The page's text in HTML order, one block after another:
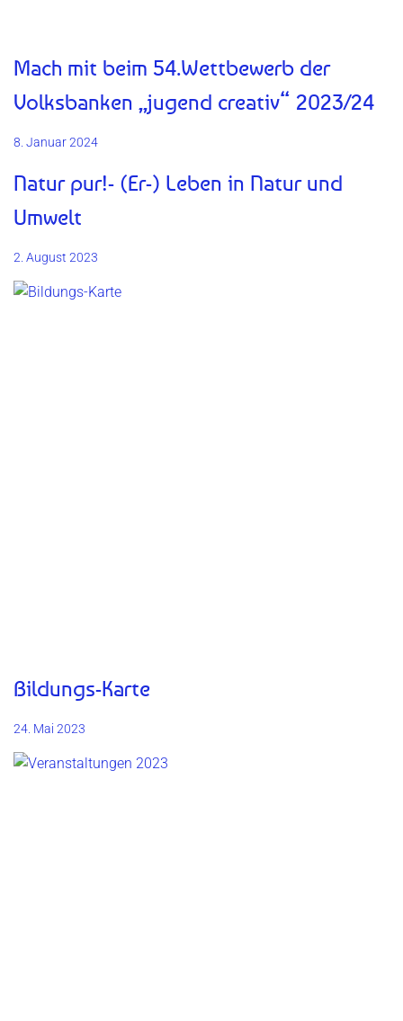
Mach mit beim 54.Wettbewerb der
Volksbanken „jugend creativ“ 2023/24
8. Januar 2024
Natur pur!- (Er-) Leben in Natur und
Umwelt
2. August 2023
Bildungs-Karte
24. Mai 2023